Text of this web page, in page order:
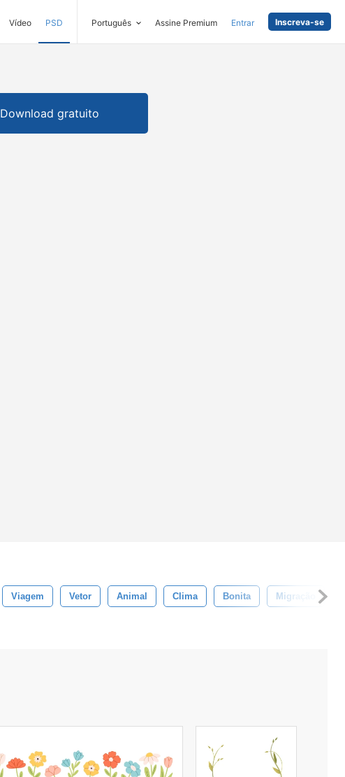
Vídeo PSD Português Assine Premium Entrar Inscreva-se
Download gratuito
Viagem Vetor Animal Clima Bonita Migração